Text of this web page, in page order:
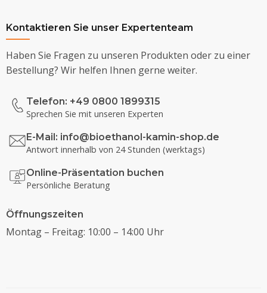
Kontaktieren Sie unser Expertenteam
Haben Sie Fragen zu unseren Produkten oder zu einer
Bestellung? Wir helfen Ihnen gerne weiter.
Telefon: +49 0800 1899315
Sprechen Sie mit unseren Experten
E-Mail: info@bioethanol-kamin-shop.de
Antwort innerhalb von 24 Stunden (werktags)
Online-Präsentation buchen
Persönliche Beratung
Öffnungszeiten
Montag – Freitag: 10:00 – 14:00 Uhr